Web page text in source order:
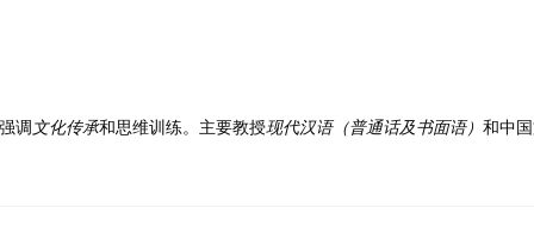
调文化传承和思维训练。主要教授现代汉语（普通话及书面语） 和中